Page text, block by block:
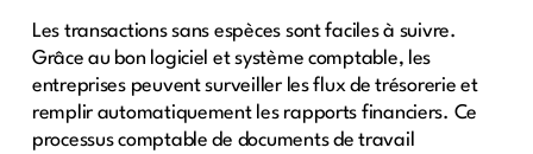
Les transactions sans espèces sont faciles à suivre.
Grâce au bon logiciel et système comptable, les
entreprises peuvent surveiller les flux de trésorerie et
remplir automatiquement les rapports financiers. Ce
processus comptable de documents de travail